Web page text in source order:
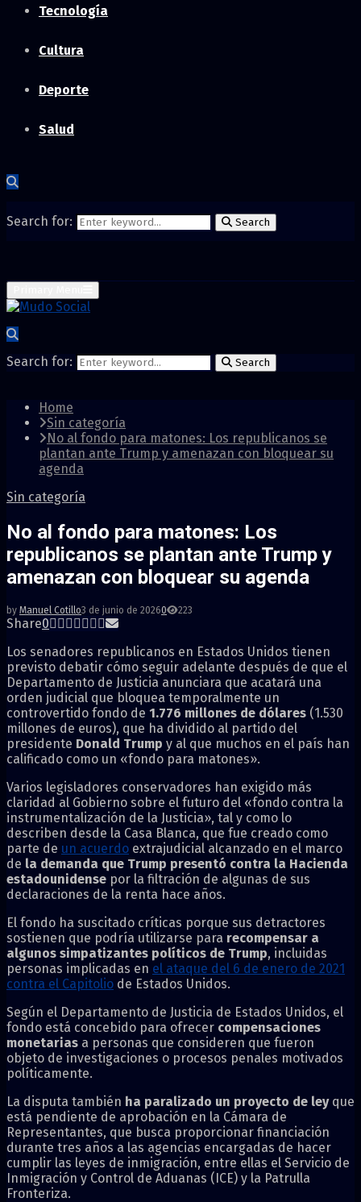
Tecnología
Cultura
Deporte
Salud
Search for: Search
Search for: Search
Home
Sin categoría
No al fondo para matones: Los republicanos se
plantan ante Trump y amenazan con bloquear su
agenda
Sin categoría
No al fondo para matones: Los
republicanos se plantan ante Trump y
amenazan con bloquear su agenda
by Manuel Cotillo3 de junio de 20260 223
Share0
Los senadores republicanos en Estados Unidos tienen
previsto debatir cómo seguir adelante después de que el
Departamento de Justicia anunciara que acatará una
orden judicial que bloquea temporalmente un
controvertido fondo de 1.776 millones de dólares (1.530
millones de euros), que ha dividido al partido del
presidente Donald Trump y al que muchos en el país han
calificado como un «fondo para matones».
Varios legisladores conservadores han exigido más
claridad al Gobierno sobre el futuro del «fondo contra la
instrumentalización de la Justicia», tal y como lo
describen desde la Casa Blanca, que fue creado como
parte de un acuerdo extrajudicial alcanzado en el marco
de la demanda que Trump presentó contra la Hacienda
estadounidense por la filtración de algunas de sus
declaraciones de la renta hace años.
El fondo ha suscitado críticas porque sus detractores
sostienen que podría utilizarse para recompensar a
algunos simpatizantes políticos de Trump, incluidas
personas implicadas en el ataque del 6 de enero de 2021
contra el Capitolio de Estados Unidos.
Según el Departamento de Justicia de Estados Unidos, el
fondo está concebido para ofrecer compensaciones
monetarias a personas que consideren que fueron
objeto de investigaciones o procesos penales motivados
políticamente.
La disputa también ha paralizado un proyecto de leyque
está pendiente de aprobación en la Cámara de
Representantes, que busca proporcionar financiación
durante tres años a las agencias encargadas de hacer
cumplir las leyes de inmigración, entre ellas el Servicio de
Inmigración y Control de Aduanas (ICE) y la Patrulla
Fronteriza.